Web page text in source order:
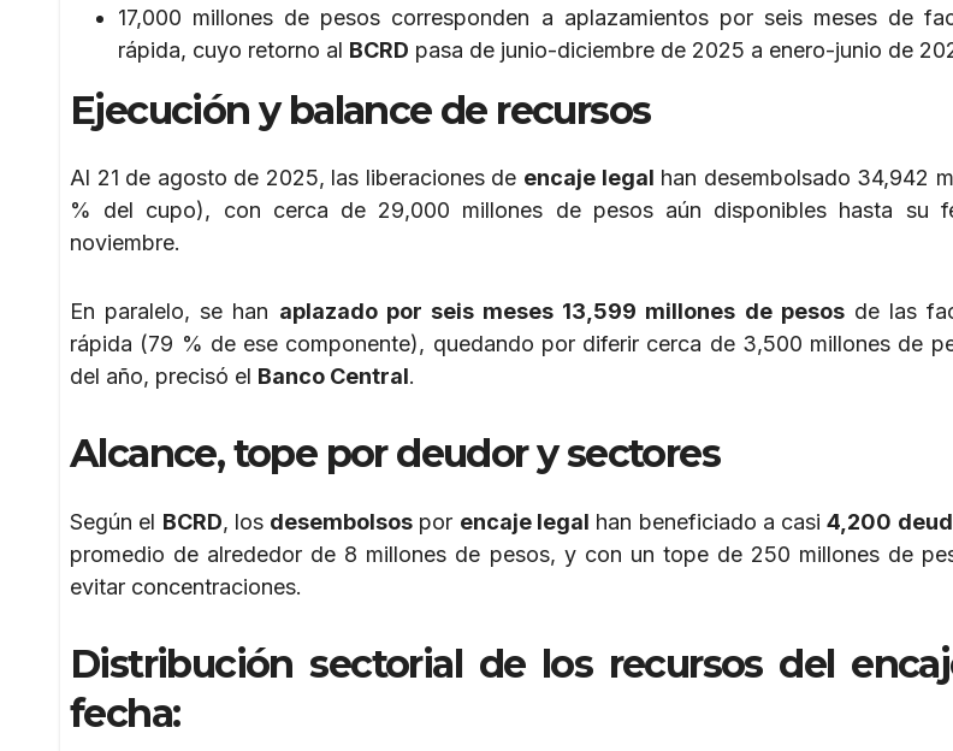
17,000 millones de pesos corresponden a aplazamientos por seis meses de
rápida, cuyo retorno al BCRD pasa de junio-diciembre de 2025 a enero-junio de
Ejecución y balance de recursos
Al 21 de agosto de 2025, las liberaciones de encaje legal han desembolsado 34,942
% del cupo), con cerca de 29,000 millones de pesos aún disponibles hasta su
noviembre.
En paralelo, se han aplazado por seis meses 13,599 millones de pesosde las
rápida (79 % de ese componente), quedando por diferir cerca de 3,500 millones de
del año, precisó el Banco Central.
Alcance, tope por deudor y sectores
Según el BCRD, los desembolsos por encaje legal han beneficiado a casi4,200
promedio de alrededor de 8 millones de pesos, y con un tope de 250 millones de
evitar concentraciones.
Distribución sectorial de los recursos del
fecha: